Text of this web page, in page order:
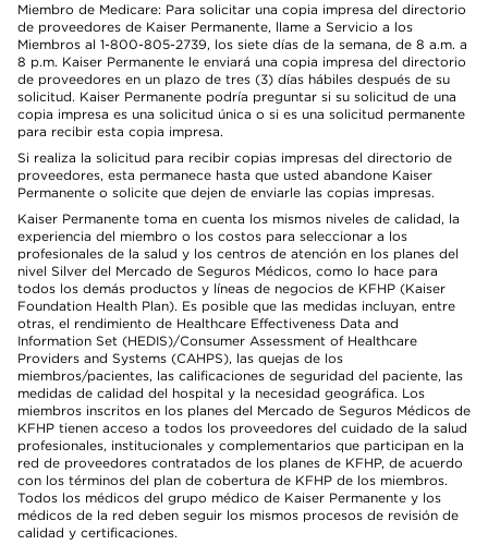
Miembro de Medicare: Para solicitar una copia impresa del directorio
de proveedores de Kaiser Permanente, llame a Servicio a los
Miembros al 1-800-805-2739, los siete días de la semana, de 8 a.m. a
8 p.m. Kaiser Permanente le enviará una copia impresa del directorio
de proveedores en un plazo de tres (3) días hábiles después de su
solicitud. Kaiser Permanente podría preguntar si su solicitud de una
copia impresa es una solicitud única o si es una solicitud permanente
para recibir esta copia impresa.
Si realiza la solicitud para recibir copias impresas del directorio de
proveedores, esta permanece hasta que usted abandone Kaiser
Permanente o solicite que dejen de enviarle las copias impresas.
Kaiser Permanente toma en cuenta los mismos niveles de calidad, la
experiencia del miembro o los costos para seleccionar a los
profesionales de la salud y los centros de atención en los planes del
nivel Silver del Mercado de Seguros Médicos, como lo hace para
todos los demás productos y líneas de negocios de KFHP (Kaiser
Foundation Health Plan). Es posible que las medidas incluyan, entre
otras, el rendimiento de Healthcare Effectiveness Data and
Information Set (HEDIS)/Consumer Assessment of Healthcare
Providers and Systems (CAHPS), las quejas de los
miembros/pacientes, las calificaciones de seguridad del paciente, las
medidas de calidad del hospital y la necesidad geográfica. Los
miembros inscritos en los planes del Mercado de Seguros Médicos de
KFHP tienen acceso a todos los proveedores del cuidado de la salud
profesionales, institucionales y complementarios que participan en la
red de proveedores contratados de los planes de KFHP, de acuerdo
con los términos del plan de cobertura de KFHP de los miembros.
Todos los médicos del grupo médico de Kaiser Permanente y los
médicos de la red deben seguir los mismos procesos de revisión de
calidad y certificaciones.